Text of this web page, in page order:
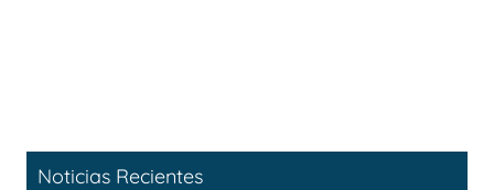
Noticias Recientes